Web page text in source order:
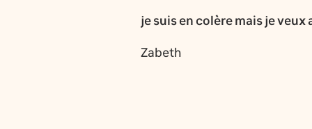
je suis en colère mais je veux
Zabeth